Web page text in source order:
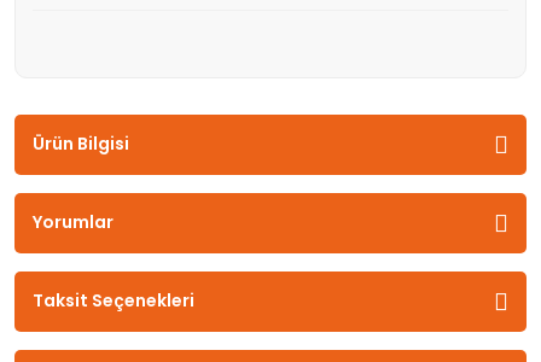
Ürün Bilgisi
Yorumlar
Taksit Seçenekleri